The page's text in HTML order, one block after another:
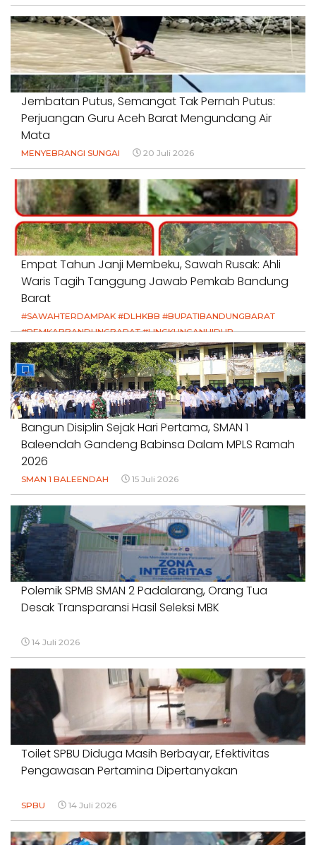
Jembatan Putus, Semangat Tak Pernah Putus:
Perjuangan Guru Aceh Barat Mengundang Air
Mata
MENYEBRANGI SUNGAI 20 Juli 2026
Empat Tahun Janji Membeku, Sawah Rusak: Ahli
Waris Tagih Tanggung Jawab Pemkab Bandung
Barat
#SAWAHTERDAMPAK #DLHKBB #BUPATIBANDUNGBARAT
#PEMKABBANDUNGBARAT #LINGKUNGANHIDUP
#HAKPETANI #KEADILANUNTUKPETANI
#NORMALISASISALURAN #IRIGASIRUSAK
#DUGAANPENCEMARAN #AKUNTABILITASPEMERINTAH
18 Juli 2026
Bangun Disiplin Sejak Hari Pertama, SMAN 1
Baleendah Gandeng Babinsa Dalam MPLS Ramah
2026
SMAN 1 BALEENDAH 15 Juli 2026
Polemik SPMB SMAN 2 Padalarang, Orang Tua
Desak Transparansi Hasil Seleksi MBK
14 Juli 2026
Toilet SPBU Diduga Masih Berbayar, Efektivitas
Pengawasan Pertamina Dipertanyakan
SPBU 14 Juli 2026